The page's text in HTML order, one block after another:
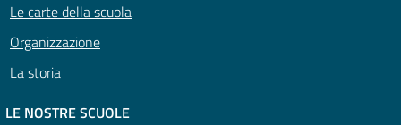
Le carte della scuola
Organizzazione
La storia
LE NOSTRE SCUOLE